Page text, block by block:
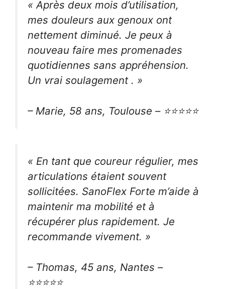
« Après deux mois d’utilisation,
mes douleurs aux genoux ont
nettement diminué. Je peux à
nouveau faire mes promenades
quotidiennes sans appréhension.
Un vrai soulagement . »
– Marie, 58 ans, Toulouse – ⭐⭐⭐⭐⭐
« En tant que coureur régulier, mes
articulations étaient souvent
sollicitées. SanoFlex Forte m’aide à
maintenir ma mobilité et à
récupérer plus rapidement. Je
recommande vivement. »
– Thomas, 45 ans, Nantes –
⭐⭐⭐⭐⭐